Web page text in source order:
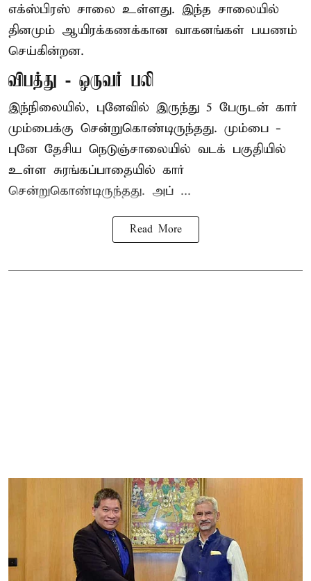
எக்ஸ்பிரஸ் சாலை உள்ளது. இந்த சாலையில்
தினமும் ஆயிரக்கணக்கான வாகனங்கள் பயணம்
செய்கின்றன.
விபத்து - ஒருவர் பலி
இந்நிலையில், புனேவில் இருந்து 5 பேருடன் கார்
மும்பைக்கு சென்றுகொண்டிருந்தது. மும்பை -
புனே தேசிய நெடுஞ்சாலையில் வடக் பகுதியில்
உள்ள சுரங்கப்பாதையில் கார்
சென்றுகொண்டிருந்தது. அப் ...
Read More